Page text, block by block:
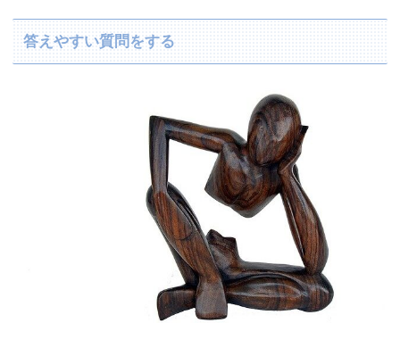
答えやすい質問をする